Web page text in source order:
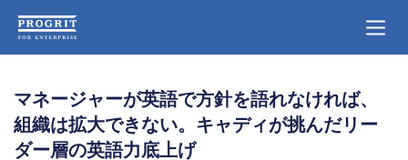
マネージャーが英語で方針を語れなければ、
組織は拡大できない。キャディが挑んだリー
ダー層の英語力底上げ